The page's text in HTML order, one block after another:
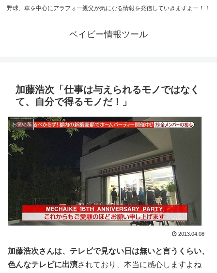
野球、車を中心にアラフォー親父が気になる情報を発信していきますよー！！
ベイビー情報ツール
加藤浩次「仕事は与えられるモノではなく
て、自分で得るモノだ！」
お笑い系
2013.04.08
加藤浩次さんは、テレビで見ない日は無いと言うくらい、
色んなテレビに出演されており、本当に感心しますよね